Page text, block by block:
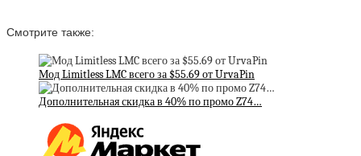
Смотрите также:
Мод Limitless LMC всего за $55.69 от UrvaPin
Дополнительная скидка в 40% по промо Z74…